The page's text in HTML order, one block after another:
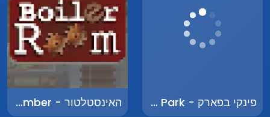
פינקי בפארק - Pinky in the Park האינסטלטור - The Plumber